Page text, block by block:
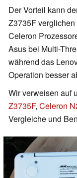
Der Vorteil kann
Z3735F
Celeron
Asus bei Multi-
während das
Operation besser
Wir verweisen auf
Z3735F, Celeron
Vergleiche und